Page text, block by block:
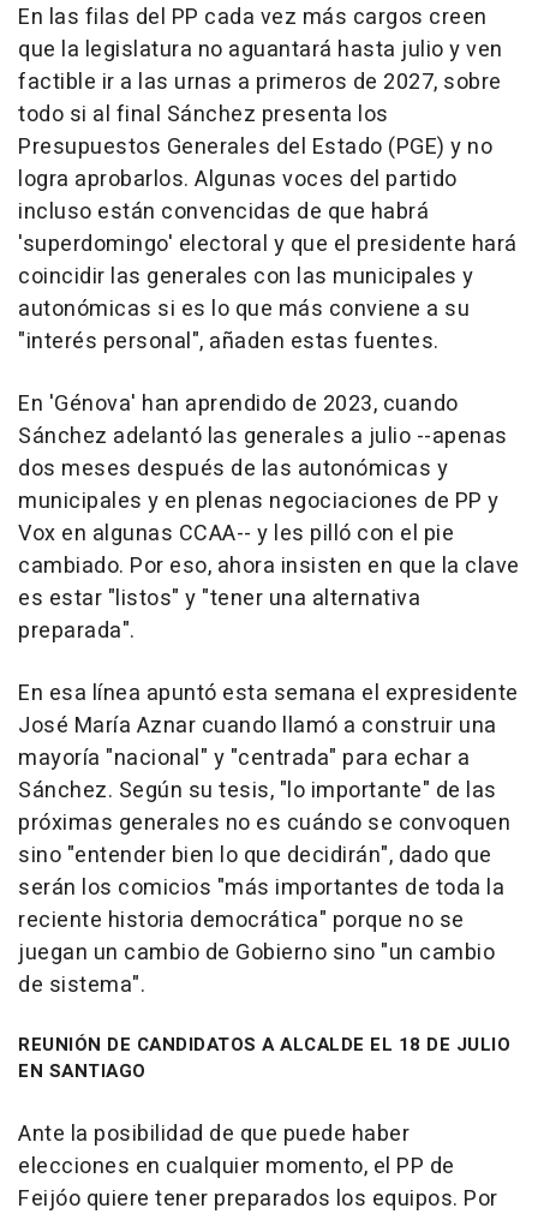
En las filas del PP cada vez más cargos creen
que la legislatura no aguantará hasta julio y ven
factible ir a las urnas a primeros de 2027, sobre
todo si al final Sánchez presenta los
Presupuestos Generales del Estado (PGE) y no
logra aprobarlos. Algunas voces del partido
incluso están convencidas de que habrá
'superdomingo' electoral y que el presidente hará
coincidir las generales con las municipales y
autonómicas si es lo que más conviene a su
"interés personal", añaden estas fuentes.
En 'Génova' han aprendido de 2023, cuando
Sánchez adelantó las generales a julio --apenas
dos meses después de las autonómicas y
municipales y en plenas negociaciones de PP y
Vox en algunas CCAA-- y les pilló con el pie
cambiado. Por eso, ahora insisten en que la clave
es estar "listos" y "tener una alternativa
preparada".
En esa línea apuntó esta semana el expresidente
José María Aznar cuando llamó a construir una
mayoría "nacional" y "centrada" para echar a
Sánchez. Según su tesis, "lo importante" de las
próximas generales no es cuándo se convoquen
sino "entender bien lo que decidirán", dado que
serán los comicios "más importantes de toda la
reciente historia democrática" porque no se
juegan un cambio de Gobierno sino "un cambio
de sistema".
REUNIÓN DE CANDIDATOS A ALCALDE EL 18 DE JULIO
EN SANTIAGO
Ante la posibilidad de que puede haber
elecciones en cualquier momento, el PP de
Feijóo quiere tener preparados los equipos. Por